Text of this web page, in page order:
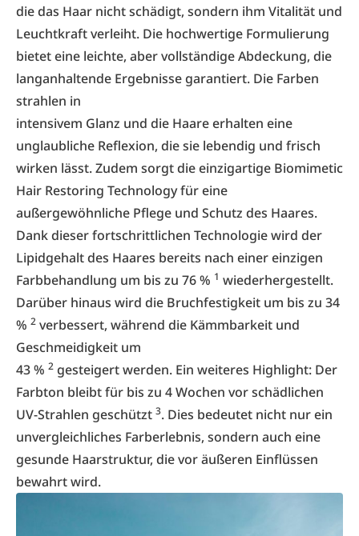
die das Haar nicht schädigt, sondern ihm Vitalität und
Leuchtkraft verleiht. Die hochwertige Formulierung
bietet eine leichte, aber vollständige Abdeckung, die
langanhaltende Ergebnisse garantiert. Die Farben
strahlen in
intensivem Glanz und die Haare erhalten eine
unglaubliche Reflexion, die sie lebendig und frisch
wirken lässt. Zudem sorgt die einzigartige Biomimetic
Hair Restoring Technology für eine
außergewöhnliche Pflege und Schutz des Haares.
Dank dieser fortschrittlichen Technologie wird der
Lipidgehalt des Haares bereits nach einer einzigen
Farbbehandlung um bis zu 76 % 1 wiederhergestellt.
Darüber hinaus wird die Bruchfestigkeit um bis zu 34
% 2 verbessert, während die Kämmbarkeit und
Geschmeidigkeit um
43 % 2 gesteigert werden. Ein weiteres Highlight: Der
Farbton bleibt für bis zu 4 Wochen vor schädlichen
UV-Strahlen geschützt 3. Dies bedeutet nicht nur ein
unvergleichliches Farberlebnis, sondern auch eine
gesunde Haarstruktur, die vor äußeren Einflüssen
bewahrt wird.